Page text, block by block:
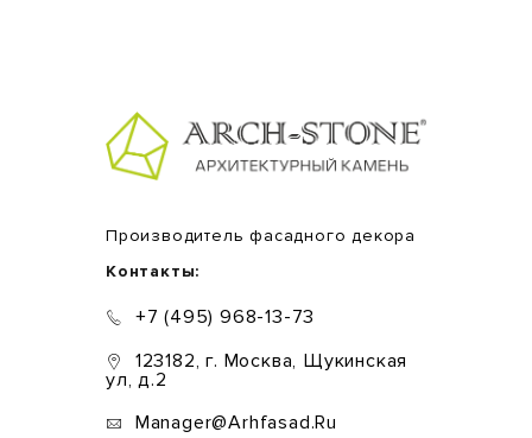
Производитель фасадного декора
Контакты:
+7 (495) 968-13-73
123182, г. Москва, Щукинская
ул, д.2
Manager@arhfasad.ru